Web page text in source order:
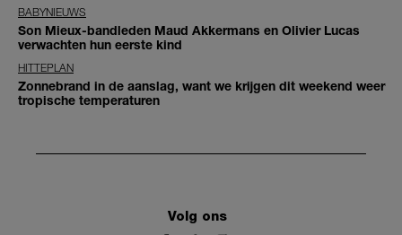
BABYNIEUWS
Son Mieux-bandleden Maud Akkermans en Olivier Lucas
verwachten hun eerste kind
HITTEPLAN
Zonnebrand in de aanslag, want we krijgen dit weekend weer
tropische temperaturen
Volg ons